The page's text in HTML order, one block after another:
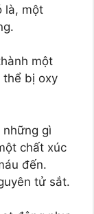
là, một
một
thể bị oxy
gì
chất xúc
đến.
tử sắt.